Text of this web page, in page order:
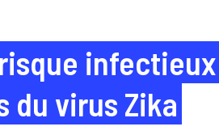
du virus Zika